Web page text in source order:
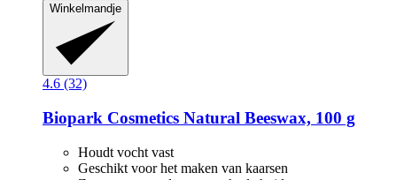
Winkelmandje
4.6 (32)
Biopark Cosmetics Natural Beeswax, 100 g
Houdt vocht vast
Geschikt voor het maken van kaarsen